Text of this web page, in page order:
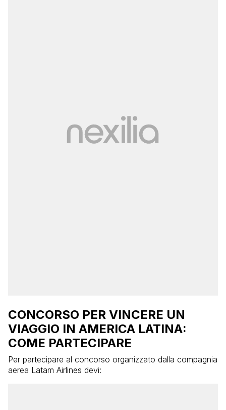
CONCORSO PER VINCERE UN
VIAGGIO IN AMERICA LATINA:
COME PARTECIPARE
Per partecipare al concorso organizzato dalla compagnia
aerea Latam Airlines devi: